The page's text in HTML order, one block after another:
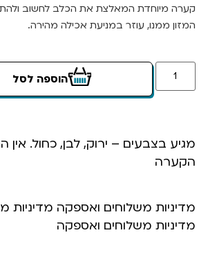
קערה מיוחדת המאלצת את הכלב לחשוב
המזון ממנו, עוזר במניעת אכילה מהירה.
הוספה לסל
מגיע בצבעים – ירוק, לבן, כחול. אין
הקערה
מדיניות משלוחים ואספקה מדיניות
מדיניות משלוחים ואספקה